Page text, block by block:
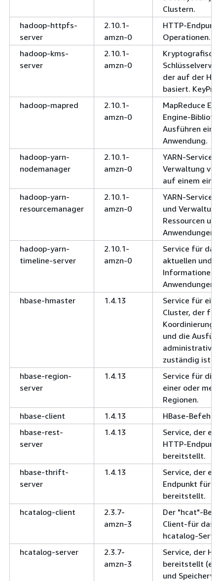
Clustern.
hadoop-httpfs-
server
2.10.1-
amzn-0
HTTP-
Operationen.
hadoop-kms-
server
2.10.1-
amzn-0
der auf der
basiert.
hadoop-mapred
2.10.1-
amzn-0
MapReduce
Engine-
Ausführen
Anwendung.
hadoop-yarn-
nodemanager
2.10.1-
amzn-0
YARN-Service
Verwaltung
auf einem
hadoop-yarn-
resourcemanager
2.10.1-
amzn-0
YARN-Service
und
Ressourcen
Anwendungen.
hadoop-yarn-
timeline-server
2.10.1-
amzn-0
Service für das
aktuellen und
Informationen
Anwendungen.
hbase-hmaster
1.4.13
Service für
Cluster, der für
Koordinierung
und die
zuständig ist.
hbase-region-
server
1.4.13
Service für die
einer oder
Regionen.
hbase-client
1.4.13
HBase-
hbase-rest-
server
1.4.13
Service, der
HTTP-
bereitstellt.
hbase-thrift-
server
1.4.13
Service, der
Endpunkt für
bereitstellt.
hcatalog-client
2.3.7-
amzn-3
Der "hcat"-
Client-für das
hcatalog-
hcatalog-server
2.3.7-
amzn-3
Service, der
bereitstellt (ein
und